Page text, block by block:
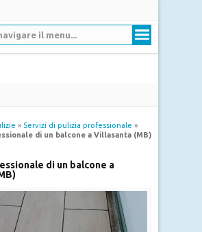
il menu...
» Servizi di pulizia professionale »
di un balcone a Villasanta (MB)
di un balcone a